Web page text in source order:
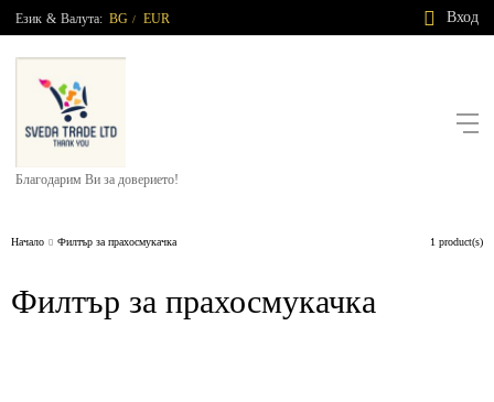
Език & Валута: BG / EUR Вход
Благодарим Ви за доверието!
Начало Филтър за прахосмукачка 1 product(s)
Филтър за прахосмукачка